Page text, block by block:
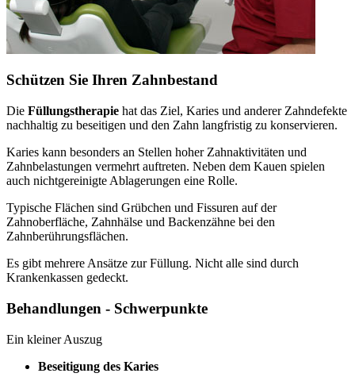
Schützen Sie Ihren Zahnbestand
Die Füllungstherapie hat das Ziel, Karies und anderer Zahndefekte
nachhaltig zu beseitigen und den Zahn langfristig zu konservieren.
Karies kann besonders an Stellen hoher Zahnaktivitäten und
Zahnbelastungen vermehrt auftreten. Neben dem Kauen spielen
auch nichtgereinigte Ablagerungen eine Rolle.
Typische Flächen sind Grübchen und Fissuren auf der
Zahnoberfläche, Zahnhälse und Backenzähne bei den
Zahnberührungsflächen.
Es gibt mehrere Ansätze zur Füllung. Nicht alle sind durch
Krankenkassen gedeckt.
Behandlungen - Schwerpunkte
Ein kleiner Auszug
Beseitigung des Karies